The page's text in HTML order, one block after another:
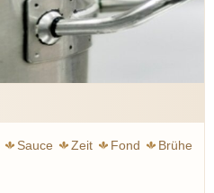
Sauce Zeit Fond Brühe